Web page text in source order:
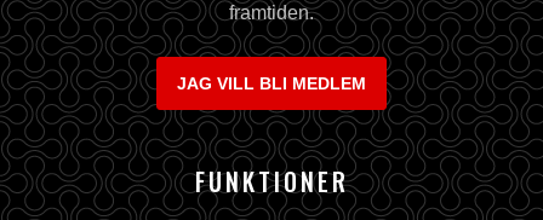
framtiden.
JAG VILL BLI MEDLEM
FUNKTIONER